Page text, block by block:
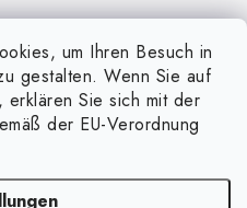
um Ihren Besuch in
gestalten. Wenn Sie auf
Sie sich mit der
der EU-Verordnung
€4,00